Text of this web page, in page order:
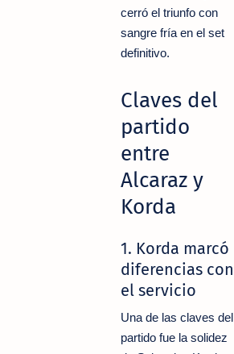
cerró el triunfo con
sangre fría en el set
definitivo.
Claves del
partido
entre
Alcaraz y
Korda
1. Korda marcó
diferencias con
el servicio
Una de las claves del
partido fue la solidez